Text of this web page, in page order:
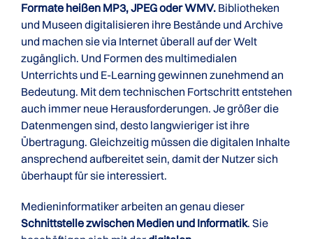
Formate heißen MP3, JPEG oder WMV. Bibliotheken
und Museen digitalisieren ihre Bestände und Archive
und machen sie via Internet überall auf der Welt
zugänglich. Und Formen des multimedialen
Unterrichts und E-Learning gewinnen zunehmend an
Bedeutung. Mit dem technischen Fortschritt entstehen
auch immer neue Herausforderungen. Je größer die
Datenmengen sind, desto langwieriger ist ihre
Übertragung. Gleichzeitig müssen die digitalen Inhalte
ansprechend aufbereitet sein, damit der Nutzer sich
überhaupt für sie interessiert.
Medieninformatiker arbeiten an genau dieser
Schnittstelle zwischen Medien und Informatik. Sie